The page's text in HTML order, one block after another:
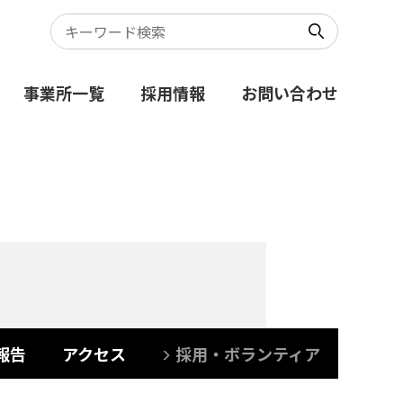
事業所一覧 採用情報 お問い合わせ
告 アクセス 採用・ボランティア